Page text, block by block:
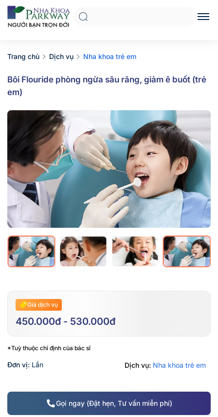
Trang chủ Dịch vụ Nha khoa trẻ em
Bôi Flouride phòng ngừa sâu răng, giảm ê buốt (trẻ
em)
Giá dịch vụ
450.000đ - 530.000đ
*Tuỳ thuộc chỉ định của bác sĩ
Đơn vị: Lần Dịch vụ: Nha khoa trẻ em
Gọi ngay (Đặt hẹn, Tư vấn miễn phí)